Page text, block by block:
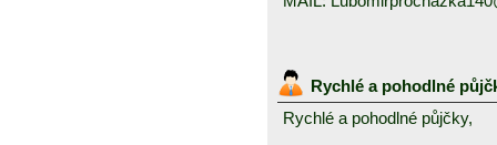
Rychlé a pohodlné
Rychlé a pohodlné půjčky,